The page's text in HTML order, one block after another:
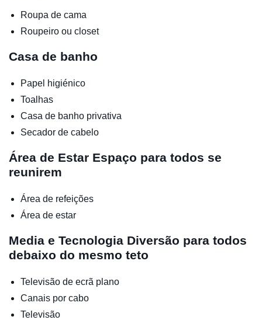
Roupa de cama
Roupeiro ou closet
Casa de banho
Papel higiénico
Toalhas
Casa de banho privativa
Secador de cabelo
Área de Estar Espaço para todos se
reunirem
Área de refeições
Área de estar
Media e Tecnologia Diversão para todos
debaixo do mesmo teto
Televisão de ecrã plano
Canais por cabo
Televisão